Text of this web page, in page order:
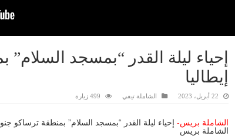
إحياء ليلة القدر “بمسجد
إيطاليا
22 أبريل، 2023 الشاملة تيفي 499 زيارة
الشاملة بريس- إحياء ليلة القدر “بمسجد السلام” بمنطقة ترساكو
الشاملة بريس